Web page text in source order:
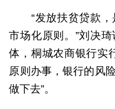
“发放扶贫贷款，
市场化原则。”刘决
体，桐城农商银行实
原则办事，银行的风
做下去”。